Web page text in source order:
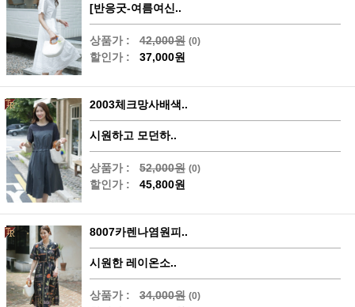
[반응굿-여름여신..
상품가 : 42,000원 (0)
할인가 : 37,000원
2003체크망사배색..
시원하고 모던하..
상품가 : 52,000원 (0)
할인가 : 45,800원
8007카렌나염원피..
시원한 레이온소..
상품가 : 34,000원 (0)